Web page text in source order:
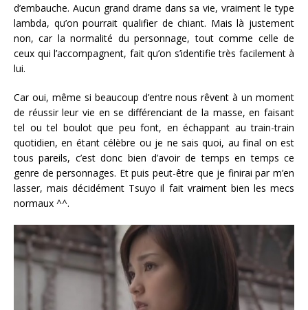
d’embauche. Aucun grand drame dans sa vie, vraiment le type
lambda, qu’on pourrait qualifier de chiant. Mais là justement
non, car la normalité du personnage, tout comme celle de
ceux qui l’accompagnent, fait qu’on s’identifie très facilement à
lui.
Car oui, même si beaucoup d’entre nous rêvent à un moment
de réussir leur vie en se différenciant de la masse, en faisant
tel ou tel boulot que peu font, en échappant au train-train
quotidien, en étant célèbre ou je ne sais quoi, au final on est
tous pareils, c’est donc bien d’avoir de temps en temps ce
genre de personnages. Et puis peut-être que je finirai par m’en
lasser, mais décidément Tsuyo il fait vraiment bien les mecs
normaux ^^.